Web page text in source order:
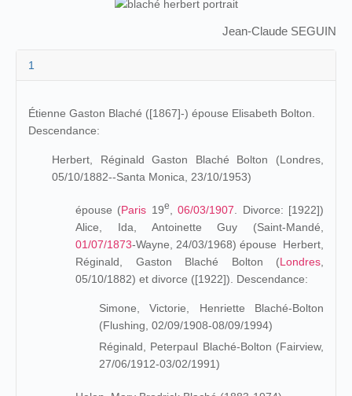
Jean-Claude SEGUIN
1
Étienne Gaston Blaché ([1867]-) épouse Elisabeth Bolton.
Descendance:
Herbert, Réginald Gaston Blaché Bolton (Londres,
05/10/1882--Santa Monica, 23/10/1953)
épouse (Paris 19e ,06/03/1907 . Divorce: [1922])
Alice, Ida, Antoinette Guy (Saint-Mandé,
01/07/1873-Wayne, 24/03/1968) épouse Herbert,
Réginald, Gaston Blaché Bolton (Londres
05/10/1882) et divorce ([1922]). Descendance:
Simone, Victorie, Henriette Blaché-Bolton
(Flushing, 02/09/1908-08/09/1994)
Réginald, Peterpaul Blaché-Bolton (Fairview,
27/06/1912-03/02/1991)